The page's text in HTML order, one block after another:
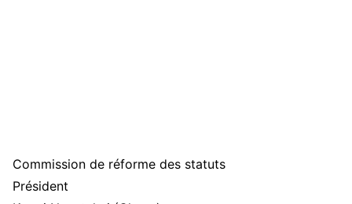
Commission de réforme des statuts
Président